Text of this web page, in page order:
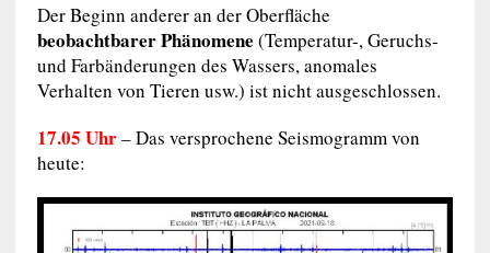
Der Beginn anderer an der Oberfläche
beobachtbarer Phänomene (Temperatur-, Geruchs-
und Farbänderungen des Wassers, anomales
Verhalten von Tieren usw.) ist nicht ausgeschlossen.
17.05 Uhr– Das versprochene Seismogramm von
heute: